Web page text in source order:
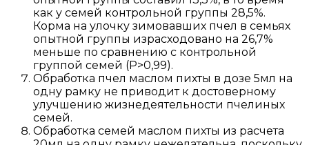
как у семей контрольной группы 28,5%.
Корма на улочку зимовавших пчел в семьях
опытной группы израсходовано на 26,7%
меньше по сравнению с контрольной
группой семей (P>0,99).
Обработка пчел маслом пихты в дозе 5мл на
одну рамку не приводит к достоверному
улучшению жизнедеятельности пчелиных
семей.
Обработка семей маслом пихты из расчета